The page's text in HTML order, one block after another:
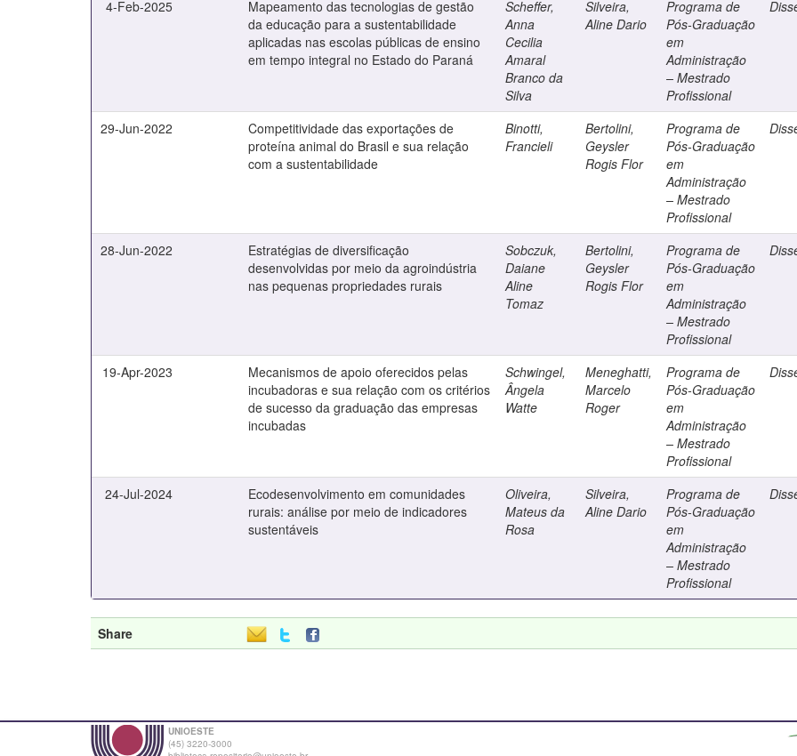
4-Feb-2025
Mapeamento das tecnologias de gestão
da educação para a sustentabilidade
aplicadas nas escolas públicas de ensino
em tempo integral no Estado do Paraná
Scheffer,
Anna
Cecilia
Amaral
Branco da
Silva
Silveira,
Aline Dario
Programa de
Pós-Graduação
em
Administração
– Mestrado
Profissional
29-Jun-2022
Competitividade das exportações de
proteína animal do Brasil e sua relação
com a sustentabilidade
Binotti,
Francieli
Bertolini,
Geysler
Rogis Flor
Programa de
Pós-Graduação
em
Administração
– Mestrado
Profissional
28-Jun-2022
Estratégias de diversificação
desenvolvidas por meio da agroindústria
nas pequenas propriedades rurais
Sobczuk,
Daiane
Aline
Tomaz
Bertolini,
Geysler
Rogis Flor
Programa de
Pós-Graduação
em
Administração
– Mestrado
Profissional
19-Apr-2023
Mecanismos de apoio oferecidos pelas
incubadoras e sua relação com os critérios
de sucesso da graduação das empresas
incubadas
Schwingel,
Ângela
Watte
Meneghatti,
Marcelo
Roger
Programa de
Pós-Graduação
em
Administração
– Mestrado
Profissional
24-Jul-2024
Ecodesenvolvimento em comunidades
rurais: análise por meio de indicadores
sustentáveis
Oliveira,
Mateus da
Rosa
Silveira,
Aline Dario
Programa de
Pós-Graduação
em
Administração
– Mestrado
Profissional
Share
UNIOESTE
(45) 3220-3000